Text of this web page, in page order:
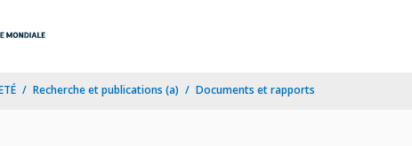
Recherche et publications (a) Documents et rapports